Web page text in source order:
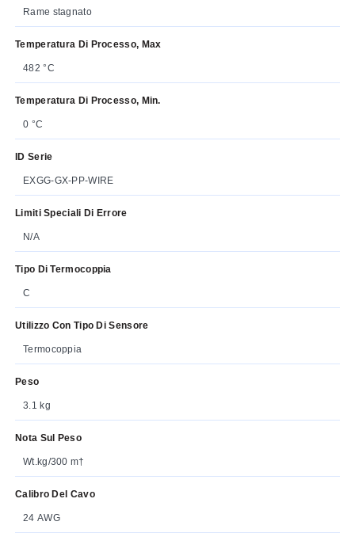
Rame stagnato
Temperatura Di Processo, Max
482 °C
Temperatura Di Processo, Min.
0 °C
ID Serie
EXGG-GX-PP-WIRE
Limiti Speciali Di Errore
N/A
Tipo Di Termocoppia
C
Utilizzo Con Tipo Di Sensore
Termocoppia
Peso
3.1 kg
Nota Sul Peso
Wt.kg/300 m†
Calibro Del Cavo
24 AWG